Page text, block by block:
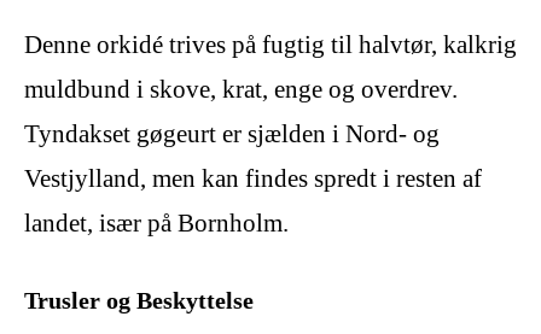
Denne orkidé trives på fugtig til halvtør, kalkrig
muldbund i skove, krat, enge og overdrev.
Tyndakset gøgeurt er sjælden i Nord- og
Vestjylland, men kan findes spredt i resten af
landet, især på Bornholm.
Trusler og Beskyttelse